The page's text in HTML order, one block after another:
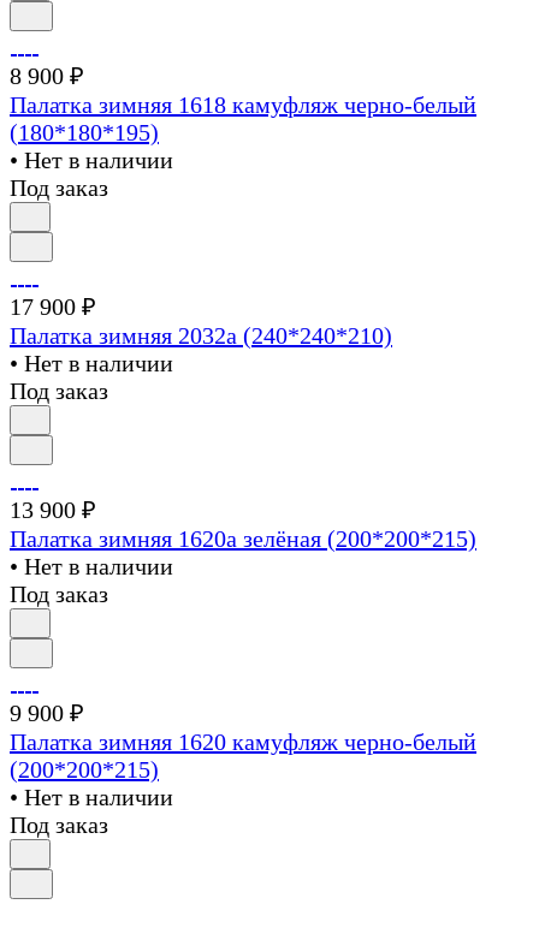
8 900 ₽
Палатка зимняя 1618 камуфляж черно-белый
(180*180*195)
• Нет в наличии
Под заказ
17 900 ₽
Палатка зимняя 2032а (240*240*210)
• Нет в наличии
Под заказ
13 900 ₽
Палатка зимняя 1620а зелёная (200*200*215)
• Нет в наличии
Под заказ
9 900 ₽
Палатка зимняя 1620 камуфляж черно-белый
(200*200*215)
• Нет в наличии
Под заказ